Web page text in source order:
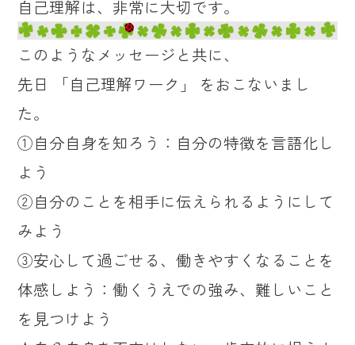
自己理解は、非常に大切です。
このようなメッセージと共に、
先日 「自己理解ワーク」 をおこないまし
た。
①自分自身を知ろう：自分の特徴を言語化し
よう
②自分のことを相手に伝えられるようにして
みよう
③安心して過ごせる、働きやすくなることを
体感しよう：働くうえでの強み、難しいこと
を見つけよう